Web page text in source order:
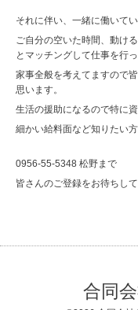
それに伴い、一緒に働いて
ご自分の空いた時間、動け
とマッチングして仕事を行
家事全般を考えてますので
思います。
生活の援助になるので特に
細かい給料面など知りたい
0956-55-5348 松野まで
皆さんのご登録をお待ちして
合同